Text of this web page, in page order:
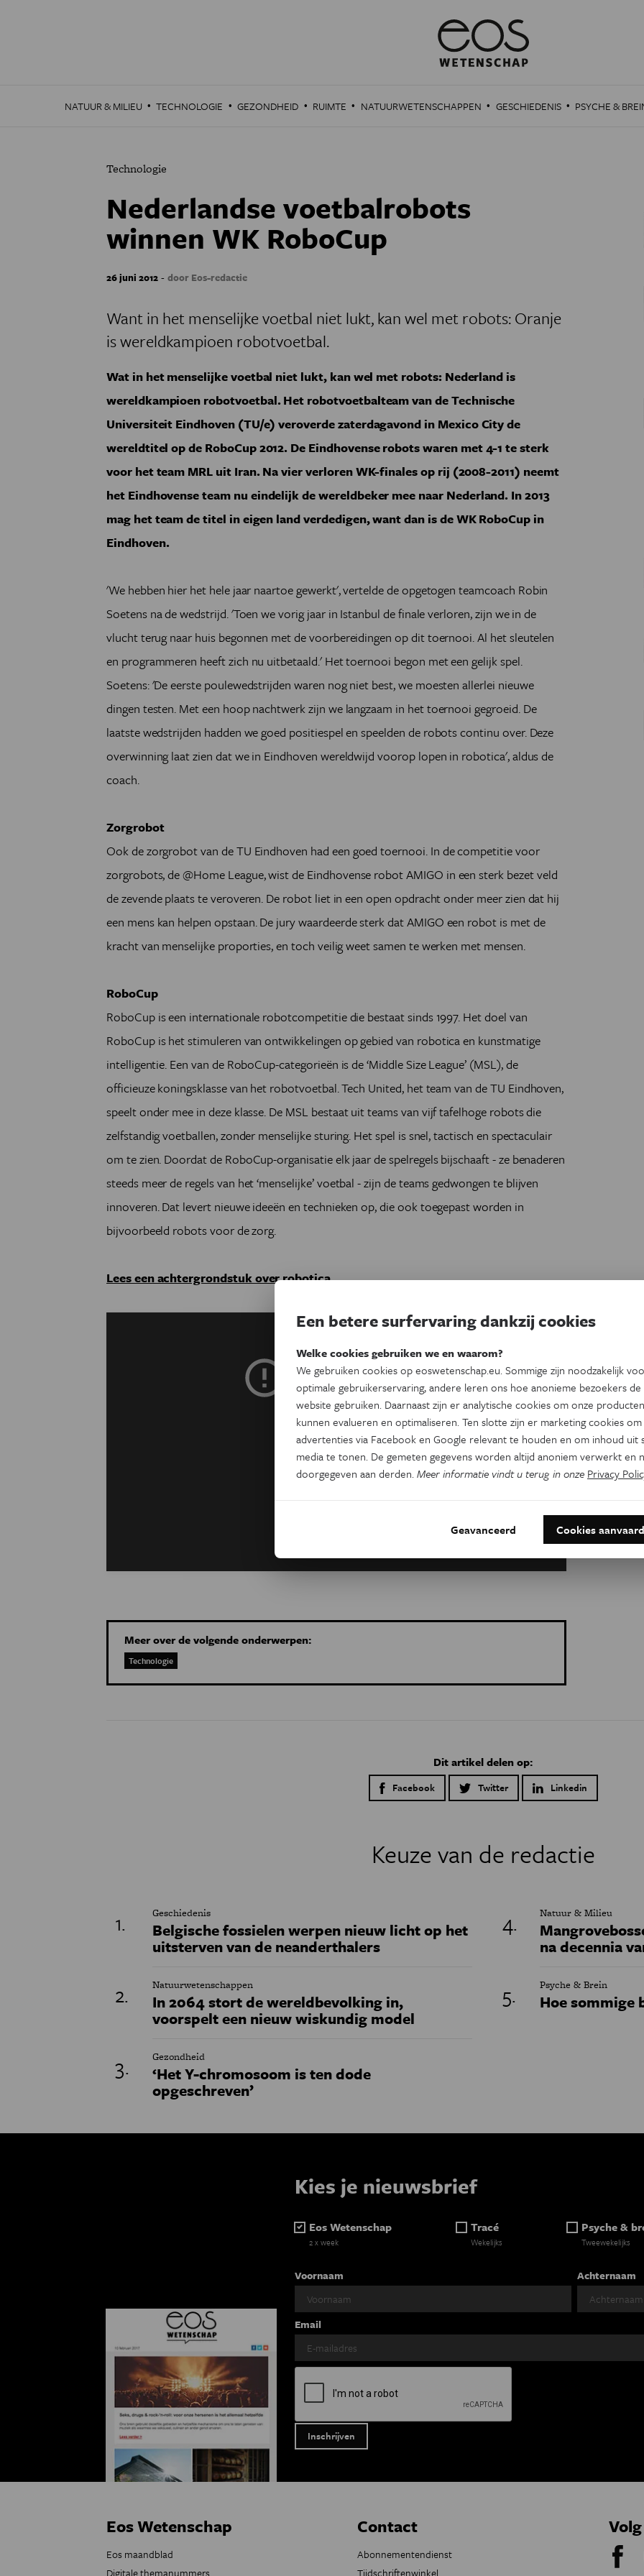
NATUUR & MILIEU · TECHNOLOGIE · GEZONDHEID · RUIMTE · NATUURWETENSCHAPPEN · GESCHIEDENIS · PSYCHE &
Technologie
Nederlandse voetbalrobots
winnen WK RoboCup
26 juni 2012 - door Eos-redactie
Want in het menselijke voetbal niet lukt, kan wel met robots: Oranje
is wereldkampioen robotvoetbal.
Wat in het menselijke voetbal niet lukt, kan wel met robots: Nederland is
wereldkampioen robotvoetbal. Het robotvoetbalteam van de Technische
Universiteit Eindhoven (TU/e) veroverde zaterdagavond in Mexico City de
wereldtitel op de RoboCup 2012. De Eindhovense robots waren met 4-1 te sterk
voor het team MRL uit Iran. Na vier verloren WK-finales op rij (2008-2011) neemt
het Eindhovense team nu eindelijk de wereldbeker mee naar Nederland. In 2013
mag het team de titel in eigen land verdedigen, want dan is de WK RoboCup in
Eindhoven.
'We hebben hier het hele jaar naartoe gewerkt', vertelde de opgetogen teamcoach Robin
Soetens na de wedstrijd. 'Toen we vorig jaar in Istanbul de finale verloren, zijn we in de
vlucht terug naar huis begonnen met de voorbereidingen op dit toernooi. Al het sleutelen
en programmeren heeft zich nu uitbetaald.' Het toernooi begon met een gelijk spel.
Soetens: 'De eerste poulewedstrijden waren nog niet best, we moesten allerlei nieuwe
dingen testen. Met een hoop nachtwerk zijn we langzaam in het toernooi gegroeid. De
laatste wedstrijden hadden we goed positiespel en speelden de robots continu over. Deze
overwinning laat zien dat we in Eindhoven wereldwijd voorop lopen in robotica', aldus de
coach.
Zorgrobot
Ook de zorgrobot van de TU Eindhoven had een goed toernooi. In de competitie voor
zorgrobots, de @Home League, wist de Eindhovense robot AMIGO in een sterk bezet veld
de zevende plaats te veroveren. De robot liet in een open opdracht onder meer zien dat hij
een mens kan helpen opstaan. De jury waardeerde sterk dat AMIGO een robot is met de
kracht van menselijke proporties, en toch veilig weet samen te werken met mensen.
RoboCup
RoboCup is een internationale robotcompetitie die bestaat sinds 1997. Het doel van
RoboCup is het stimuleren van ontwikkelingen op gebied van robotica en kunstmatige
intelligentie. Een van de RoboCup-categorieën is de ‘Middle Size League’ (MSL), de
officieuze koningsklasse van het robotvoetbal. Tech United, het team van de TU Eindhoven,
speelt onder mee in deze klasse. De MSL bestaat uit teams van vijf tafelhoge robots die
zelfstandig voetballen, zonder menselijke sturing. Het spel is snel, tactisch en spectaculair
om te zien. Doordat de RoboCup-organisatie elk jaar de spelregels bijschaaft - ze benaderen
steeds meer de regels van het ‘menselijke’ voetbal - zijn de teams gedwongen te blijven
innoveren. Dat levert nieuwe ideeën en technieken op, die ook toegepast worden in
bijvoorbeeld robots voor de zorg.
Lees een achtergrondstuk over robotica.
Meer over de volgende onderwerpen:
Technologie
Dit artikel delen op:
Facebook Twitter Linkedin
Keuze van de redactie
Geschiedenis
Belgische fossielen werpen nieuw licht op het
uitsterven van de neanderthalers
Natuurwetenschappen
In 2064 stort de wereldbevolking in,
voorspelt een nieuw wiskundig model
Gezondheid
‘Het Y-chromosoom is ten dode
opgeschreven’
Natuur & Milieu
na decennia
Psyche & Brein
Hoe sommige
Kies je nieuwsbrief
Eos Wetenschap
2 x week
Tracé
Wekelijks
Psyche &
Tweewekelijks
Voornaam Achternaam
Email
Eos Wetenschap
Eos maandblad
Digitale themanummers
Contact
Abonnementendienst
Tijdschriftenwinkel
Een betere surfervaring dankzij cookies
Welke cookies gebruiken we en waarom?
We gebruiken cookies op eoswetenschap.eu. Sommige zijn noodzakelijk
optimale gebruikerservaring, andere leren ons hoe anonieme bezoekers de
website gebruiken. Daarnaast zijn er analytische cookies om onze
kunnen evalueren en optimaliseren. Ten slotte zijn er marketing cookies om
advertenties via Facebook en Google relevant te houden en om inhoud uit
media te tonen. De gemeten gegevens worden altijd anoniem verwerkt en
doorgegeven aan derden.Meer informatie vindt u terug in onze Privacy
Geavanceerd Cookies